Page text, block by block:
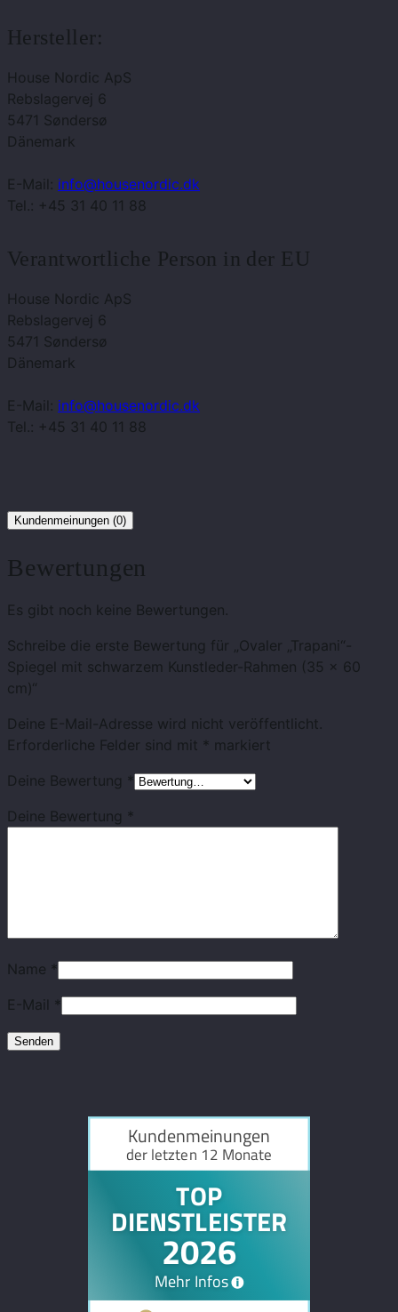
Hersteller:
House Nordic ApS
Rebslagervej 6
5471 Søndersø
Dänemark
E-Mail: info@housenordic.dk
Tel.: +45 31 40 11 88
Verantwortliche Person in der EU
House Nordic ApS
Rebslagervej 6
5471 Søndersø
Dänemark
E-Mail: info@housenordic.dk
Tel.: +45 31 40 11 88
Kundenmeinungen (0)
Bewertungen
Es gibt noch keine Bewertungen.
Schreibe die erste Bewertung für „Ovaler „Trapani“-
Spiegel mit schwarzem Kunstleder-Rahmen (35 x 60
cm)“
Deine E-Mail-Adresse wird nicht veröffentlicht.
Erforderliche Felder sind mit * markiert
Deine Bewertung *
Deine Bewertung *
Name *
E-Mail *